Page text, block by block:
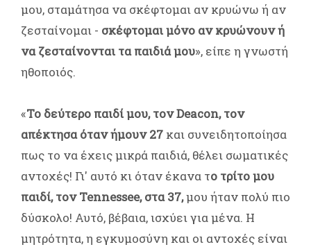
μου, σταμάτησα να σκέφτομαι αν κρυώνω ή αν
ζεσταίνομαι - σκέφτομαι μόνο αν κρυώνουν ή
να ζεσταίνoνται τα παιδιά μου», είπε η γνωστή
ηθοποιός.
«Το δεύτερο παιδί μου, τον Deacon, τον
απέκτησα όταν ήμουν 27 και συνειδητοποίησα
πως το να έχεις μικρά παιδιά, θέλει σωματικές
αντοχές! Γι' αυτό κι όταν έκανα το τρίτο μου
παιδί, τον Tennessee, στα 37,μου ήταν πολύ πιο
δύσκολο! Αυτό, βέβαια, ισχύει για μένα. Η
μητρότητα, η εγκυμοσύνη και οι αντοχές είναι